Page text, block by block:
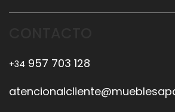
+34 957 703 128